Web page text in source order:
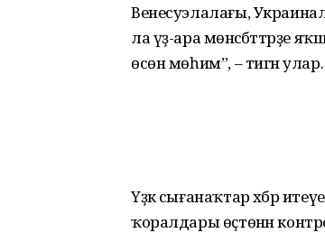
Венесуэлалағы,
ла үҙ-ара мөнәсәбәттәрҙе
өсөн мөһим”, – тигән улар.
Үҙәк сығанаҡтар хәбәр
ҡоралдары өҫтөнән